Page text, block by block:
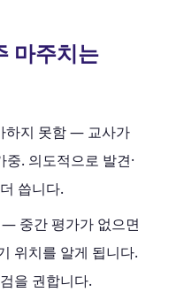
마주치는
하지 못함 — 교사가
. 의도적으로 발견·
씁니다.
중간 평가가 없으면
위치를 알게 됩니다.
을 권합니다.